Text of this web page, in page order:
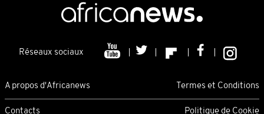
Réseaux sociaux
A propos d'Africanews Termes et Conditions
Contacts Politique de Cookie